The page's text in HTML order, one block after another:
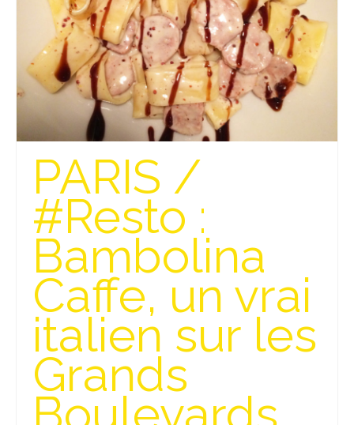
Munich
Danemark
Copenhague
Portugal
Lisbonne
Royaume-Uni
GUIDES FOOD
ALLEMAGNE
– Berlin
– Munich
BOLIVIE
– Sucre
CHILI
PARIS /
#Resto :
Bambolina
Caffe, un vrai
italien sur les
Grands